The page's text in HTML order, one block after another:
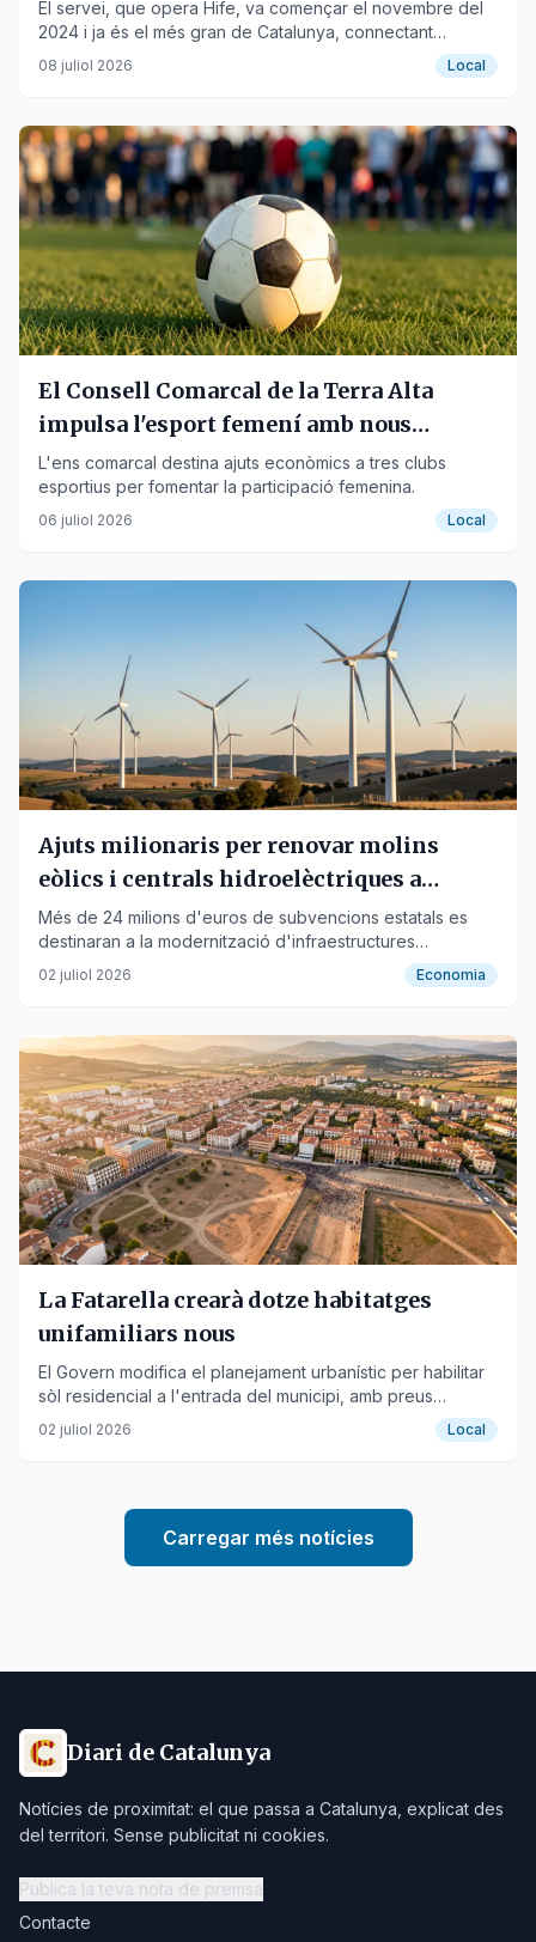
El servei, que opera Hife, va començar el novembre del
2024 i ja és el més gran de Catalunya, connectant
municipis amb Gandesa i altres destinacions.
08 juliol 2026 Local
El Consell Comarcal de la Terra Alta
impulsa l'esport femení amb nous
convenis
L'ens comarcal destina ajuts econòmics a tres clubs
esportius per fomentar la participació femenina.
06 juliol 2026 Local
Ajuts milionaris per renovar molins
eòlics i centrals hidroelèctriques a
Tarragona
Més de 24 milions d'euros de subvencions estatals es
destinaran a la modernització d'infraestructures
energètiques a cinc municipis de la província.
02 juliol 2026 Economia
La Fatarella crearà dotze habitatges
unifamiliars nous
El Govern modifica el planejament urbanístic per habilitar
sòl residencial a l'entrada del municipi, amb preus
accessibles.
02 juliol 2026 Local
Carregar més notícies
Diari de Catalunya
Notícies de proximitat: el que passa a Catalunya, explicat des
del territori. Sense publicitat ni cookies.
Publica la teva nota de premsa
Contacte